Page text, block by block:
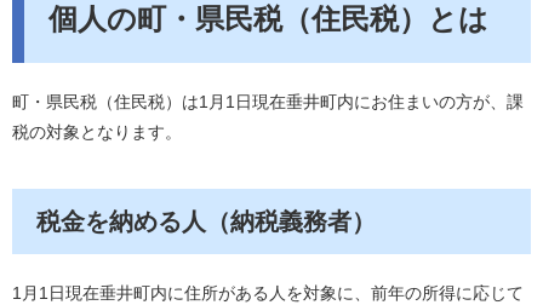
個人の町・県民税（住民税）とは
町・県民税（住民税）は1月1日現在垂井町内にお住まいの方が、課
税の対象となります。
税金を納める人（納税義務者）
1月1日現在垂井町内に住所がある人を対象に、前年の所得に応じて